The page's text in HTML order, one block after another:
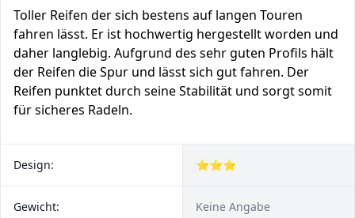
Toller Reifen der sich bestens auf langen Touren
fahren lässt. Er ist hochwertig hergestellt worden und
daher langlebig. Aufgrund des sehr guten Profils hält
der Reifen die Spur und lässt sich gut fahren. Der
Reifen punktet durch seine Stabilität und sorgt somit
für sicheres Radeln.
Design: ⭐⭐⭐
Gewicht: Keine Angabe